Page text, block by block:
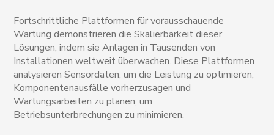
Fortschrittliche Plattformen für vorausschauende
Wartung demonstrieren die Skalierbarkeit dieser
Lösungen, indem sie Anlagen in Tausenden von
Installationen weltweit überwachen. Diese Plattformen
analysieren Sensordaten, um die Leistung zu optimieren,
Komponentenausfälle vorherzusagen und
Wartungsarbeiten zu planen, um
Betriebsunterbrechungen zu minimieren.